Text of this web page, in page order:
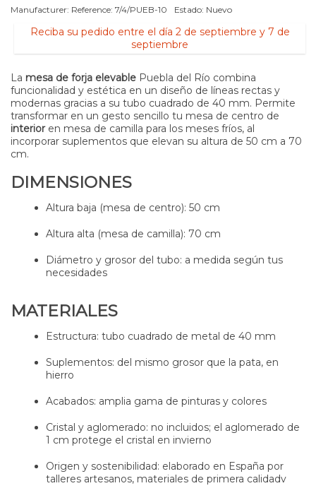
Manufacturer: Reference: 7/4/PUEB-10 Estado: Nuevo
Reciba su pedido entre el día 2 de septiembre y 7 de
septiembre
La mesa de forja elevable Puebla del Río combina
funcionalidad y estética en un diseño de líneas rectas y
modernas gracias a su tubo cuadrado de 40 mm. Permite
transformar en un gesto sencillo tu mesa de centro de
interioren mesa de camilla para los meses fríos, al
incorporar suplementos que elevan su altura de 50 cm a 70
cm.
DIMENSIONES
Altura baja (mesa de centro): 50 cm
Altura alta (mesa de camilla): 70 cm
Diámetro y grosor del tubo: a medida según tus
necesidades
MATERIALES
Estructura: tubo cuadrado de metal de 40 mm
Suplementos: del mismo grosor que la pata, en
hierro
Acabados: amplia gama de pinturas y colores
Cristal y aglomerado: no incluidos; el aglomerado de
1 cm protege el cristal en invierno
Origen y sostenibilidad: elaborado en España por
talleres artesanos, materiales de primera calidadv